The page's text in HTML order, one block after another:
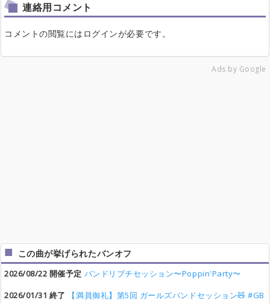
連絡用コメント
コメントの閲覧にはログインが必要です。
Ads by Google
この曲が挙げられたバンオフ
2026/08/22 開催予定 バンドリプチセッション〜Poppin'Party〜
2026/01/31 終了
【満員御礼】第5回 ガールズバンドセッション🧸 #GB